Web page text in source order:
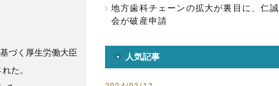
づく厚生労働大臣
た。
地方歯科チェーンの拡大が裏目に、仁誠
会が破産申請
人気記事